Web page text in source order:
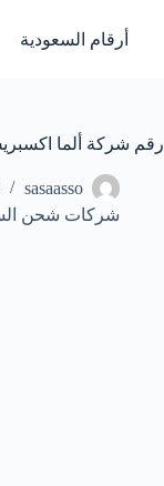
المحتوى
أرقام السعودية
رقم شركة ألما
sasaasso
شركات شحن